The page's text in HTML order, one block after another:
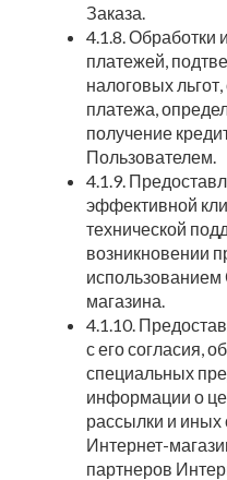
Заказа.
4.1.8. Обработки
платежей,
налоговых
платежа,
получение
Пользователем.
4.1.9.
эффективной
технической
возникновении
использованием
магазина.
4.1.10.
с его согласия,
специальных
информации о
рассылки и иных
Интернет-
партнеров